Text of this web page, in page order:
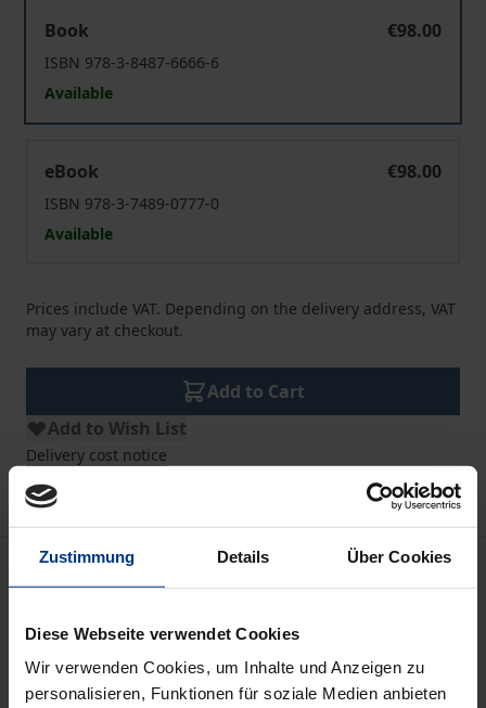
Zustimmung Details Über Cookies
Diese Webseite verwendet Cookies
Wir verwenden Cookies, um Inhalte und Anzeigen zu
personalisieren, Funktionen für soziale Medien anbieten
Book
€98.00
ISBN 978-3-8487-6666-6
Available
eBook
€98.00
ISBN 978-3-7489-0777-0
Available
Prices include VAT. Depending on the delivery address, VAT
may vary at checkout.
Add to Cart
Add to Wish List
Delivery cost notice
Description
Mit dieser Festschrift wird ein Wissenschaftler
geehrt, der Forschung und Lehre im Bereich der
öffentlichen Verwaltung maßgeblich beeinflusst hat.